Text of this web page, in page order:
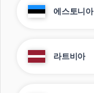
에스토니아
라트비아